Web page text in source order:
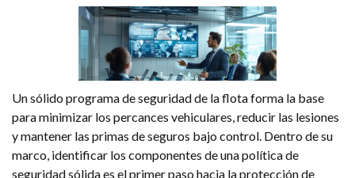
Un sólido programa de seguridad de la flota forma la base
para minimizar los percances vehiculares, reducir las lesiones
y mantener las primas de seguros bajo control. Dentro de su
marco, identificar los componentes de una política de
seguridad sólida es el primer paso hacia la protección de